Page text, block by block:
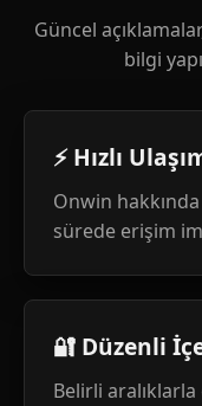
Güncel
bilgi
⚡ Hızlı
Onwin
sürede erişim
🔐 Düzenli
Belirli